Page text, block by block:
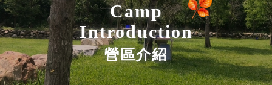
Camp
Introduction
營區介紹